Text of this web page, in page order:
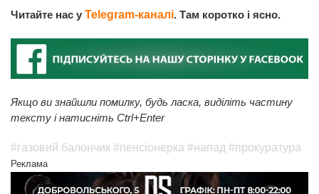
Читайте нас у Telegram-каналі. Там коротко і ясно.
Якщо ви знайшли помилку, будь ласка, виділіть частину
тексту і натисніть Ctrl+Enter
#газовий балончик #пенсіонерка #напад #прокуратура
Реклама